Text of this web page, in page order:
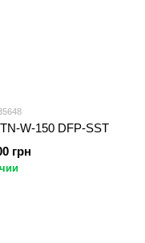
W-150 DFP-SST
грн